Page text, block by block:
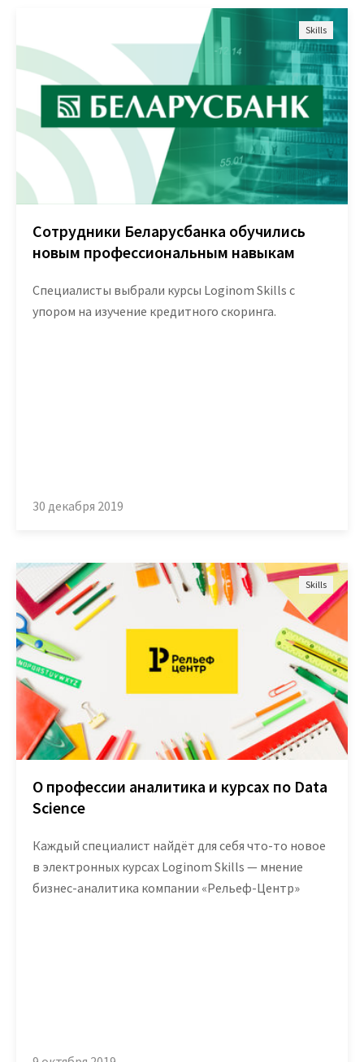
Skills
Сотрудники Беларусбанка обучились
новым профессиональным навыкам
Специалисты выбрали курсы Loginom Skills с
упором на изучение кредитного скоринга.
30 декабря 2019
Skills
О профессии аналитика и курсах по Data
Science
Каждый специалист найдёт для себя что-то новое
в электронных курсах Loginom Skills — мнение
бизнес-аналитика компании «Рельеф-Центр»